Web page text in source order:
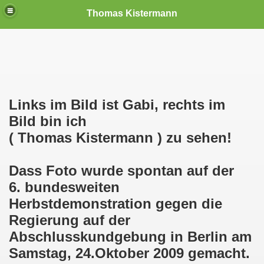
Thomas Kistermann
Links im Bild ist Gabi, rechts im
Bild bin ich
( Thomas Kistermann ) zu sehen!
Dass Foto wurde spontan auf der
6. bundesweiten
Herbstdemonstration gegen die
Regierung auf der
Abschlusskundgebung in Berlin am
Samstag, 24.Oktober 2009 gemacht.
Ideen und Anregungen!
Todzy hat acht Kinder - sehen darf die junge Mutter
Gelsenkirchen-Buer mit der Sachkundeprüfung nach §
Bewegung steht mit voller Solidarität hinter Thomas